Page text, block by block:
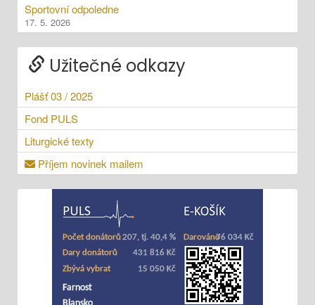
Sportovní odpoledne
17. 5. 2026
Užitečné odkazy
Plášť 03 / 2025
Fond PULS
Liturgické texty
Příjem novinek mailem